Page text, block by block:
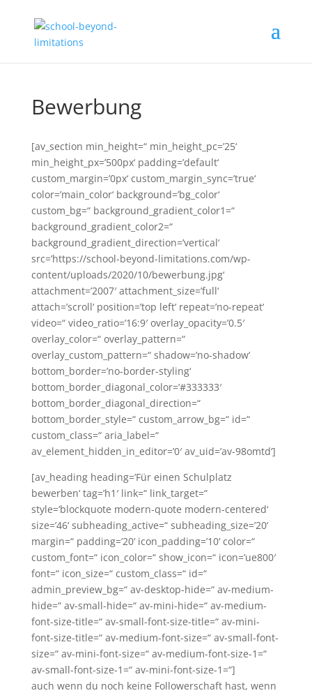
Bewerbung
[av_section min_height=“ min_height_pc=’25‘
min_height_px=’500px‘ padding=’default‘
custom_margin=’0px‘ custom_margin_sync=’true‘
color=’main_color‘ background=’bg_color‘
custom_bg=“ background_gradient_color1=“
background_gradient_color2=“
background_gradient_direction=’vertical‘
src=’https://school-beyond-limitations.com/wp-
content/uploads/2020/10/bewerbung.jpg‘
attachment=’2007′ attachment_size=’full‘
attach=’scroll‘ position=’top left‘ repeat=’no-repeat‘
video=“ video_ratio=’16:9′ overlay_opacity=’0.5′
overlay_color=“ overlay_pattern=“
overlay_custom_pattern=“ shadow=’no-shadow‘
bottom_border=’no-border-styling‘
bottom_border_diagonal_color=’#333333′
bottom_border_diagonal_direction=“
bottom_border_style=“ custom_arrow_bg=“ id=“
custom_class=“ aria_label=“
av_element_hidden_in_editor=’0′ av_uid=’av-98omtd‘]
[av_heading heading=’Für einen Schulplatz
bewerben‘ tag=’h1′ link=“ link_target=“
style=’blockquote modern-quote modern-centered‘
size=’46‘ subheading_active=“ subheading_size=’20‘
margin=“ padding=’20‘ icon_padding=’10‘ color=“
custom_font=“ icon_color=“ show_icon=“ icon=’ue800′
font=“ icon_size=“ custom_class=“ id=“
admin_preview_bg=“ av-desktop-hide=“ av-medium-
hide=“ av-small-hide=“ av-mini-hide=“ av-medium-
font-size-title=“ av-small-font-size-title=“ av-mini-
font-size-title=“ av-medium-font-size=“ av-small-font-
size=“ av-mini-font-size=“ av-medium-font-size-1=“
av-small-font-size-1=“ av-mini-font-size-1=“]
auch wenn du noch keine Followerschaft hast, wenn